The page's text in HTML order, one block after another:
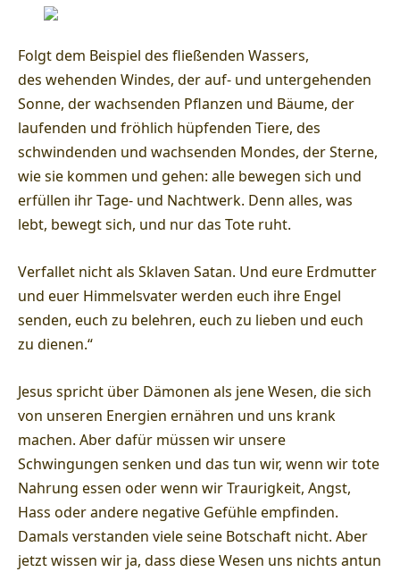
Folgt dem Beispiel des fließenden Wassers,
des wehenden Windes, der auf- und untergehenden
Sonne, der wachsenden Pflanzen und Bäume, der
laufenden und fröhlich hüpfenden Tiere, des
schwindenden und wachsenden Mondes, der Sterne,
wie sie kommen und gehen: alle bewegen sich und
erfüllen ihr Tage- und Nachtwerk. Denn alles, was
lebt, bewegt sich, und nur das Tote ruht.
Verfallet nicht als Sklaven Satan. Und eure Erdmutter
und euer Himmelsvater werden euch ihre Engel
senden, euch zu belehren, euch zu lieben und euch
zu dienen.“
Jesus spricht über Dämonen als jene Wesen, die sich
von unseren Energien ernähren und uns krank
machen. Aber dafür müssen wir unsere
Schwingungen senken und das tun wir, wenn wir tote
Nahrung essen oder wenn wir Traurigkeit, Angst,
Hass oder andere negative Gefühle empfinden.
Damals verstanden viele seine Botschaft nicht. Aber
jetzt wissen wir ja, dass diese Wesen uns nichts antun